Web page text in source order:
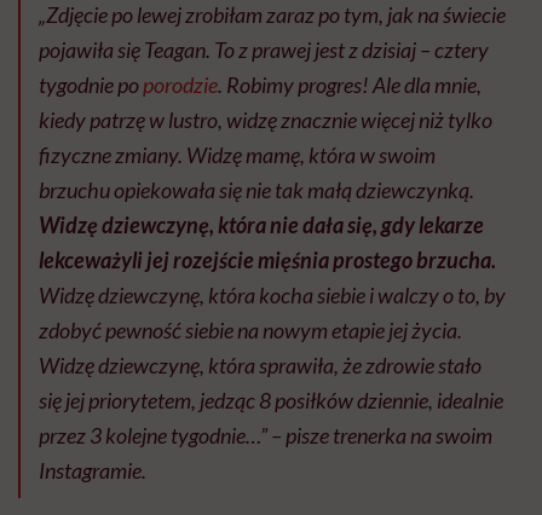
„Zdjęcie po lewej zrobiłam zaraz po tym, jak na świecie
pojawiła się Teagan. To z prawej jest z dzisiaj – cztery
tygodnie poporodzie. Robimy progres! Ale dla mnie,
kiedy patrzę w lustro, widzę znacznie więcej niż tylko
fizyczne zmiany. Widzę mamę, która w swoim
brzuchu opiekowała się nie tak małą dziewczynką.
Widzę dziewczynę, która nie dała się, gdy lekarze
lekceważyli jej rozejście mięśnia prostego brzucha.
Widzę dziewczynę, która kocha siebie i walczy o to, by
zdobyć pewność siebie na nowym etapie jej życia.
Widzę dziewczynę, która sprawiła, że zdrowie stało
się jej priorytetem, jedząc 8 posiłków dziennie, idealnie
przez 3 kolejne tygodnie…” – pisze trenerka na swoim
Instagramie.